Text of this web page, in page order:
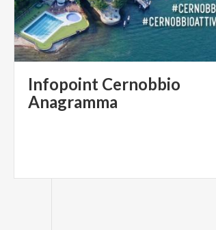
Infopoint Cernobbio
Anagramma